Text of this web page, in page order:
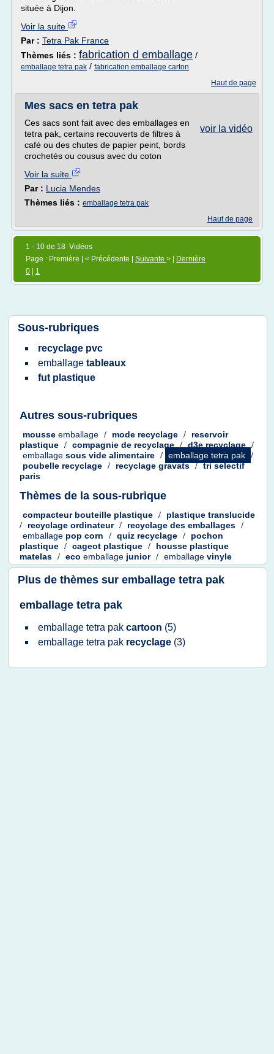
située à Dijon.
Voir la suite
Par : Tetra Pak France
Thèmes liés : fabrication d emballage /
emballage tetra pak / fabrication emballage carton
Haut de page
Mes sacs en tetra pak
voir la vidéo
Ces sacs sont fait avec des emballages en
tetra pak, certains recouverts de filtres à
café ou des chutes de papier peint, bords
crochetés ou cousus avec du coton
Voir la suite
Par : Lucia Mendes
Thèmes liés : emballage tetra pak
Haut de page
1 - 10 de 18 Vidéos
Page : Première | < Précédente | Suivante > |
Dernière
0
1
Sous-rubriques
recyclage pvc
emballage tableaux
fut plastique
Autres sous-rubriques
mousse emballage / mode recyclage /
reservoir
plastique / compagnie de recyclage / d3e recyclage /
emballage sous vide alimentaire / emballage tetra pak /
poubelle recyclage / recyclage gravats / tri selectif
paris
Thèmes de la sous-rubrique
compacteur bouteille plastique /
plastique translucide
/
recyclage ordinateur / recyclage des emballages /
emballage pop corn / quiz recyclage /
pochon
plastique / cageot plastique /
housse plastique
matelas / eco emballage junior / emballage vinyle
Plus de thèmes sur emballage tetra pak
emballage tetra pak
emballage tetra pak cartoon (5)
emballage tetra pak recyclage (3)